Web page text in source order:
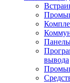
вывода